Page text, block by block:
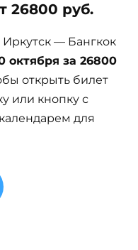
26800 руб.
— Бангкок
октября за 26800
открыть билет
или кнопку с
для